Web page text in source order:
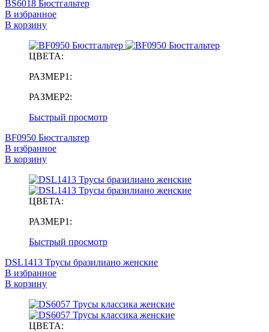
BS6018 Бюстгальтер
В избранное
В корзину
ЦВЕТА:
РАЗМЕР1:
РАЗМЕР2:
Быстрый просмотр
BF0950 Бюстгальтер
В избранное
В корзину
ЦВЕТА:
РАЗМЕР1:
Быстрый просмотр
DSL1413 Трусы бразилиано женские
В избранное
В корзину
ЦВЕТА: